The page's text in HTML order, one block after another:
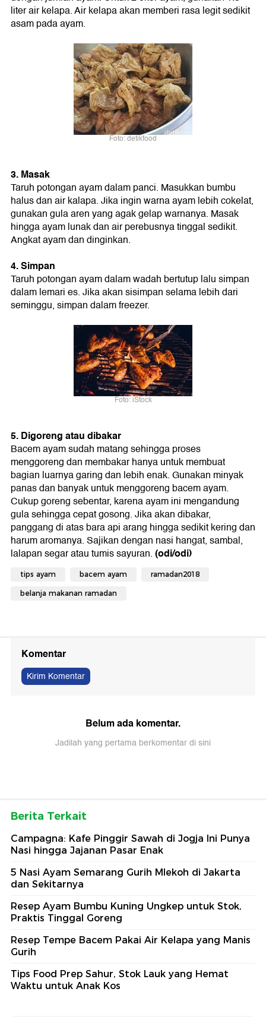
liter air kelapa. Air kelapa akan memberi rasa legit sedikit
asam pada ayam.
Foto: detikfood
3. Masak
Taruh potongan ayam dalam panci. Masukkan bumbu
halus dan air kalapa. Jika ingin warna ayam lebih cokelat,
gunakan gula aren yang agak gelap warnanya. Masak
hingga ayam lunak dan air perebusnya tinggal sedikit.
Angkat ayam dan dinginkan.
4. Simpan
Taruh potongan ayam dalam wadah bertutup lalu simpan
dalam lemari es. Jika akan sisimpan selama lebih dari
seminggu, simpan dalam freezer.
Foto: iStock
5. Digoreng atau dibakar
Bacem ayam sudah matang sehingga proses
menggoreng dan membakar hanya untuk membuat
bagian luarnya garing dan lebih enak. Gunakan minyak
panas dan banyak untuk menggoreng bacem ayam.
Cukup goreng sebentar, karena ayam ini mengandung
gula sehingga cepat gosong. Jika akan dibakar,
panggang di atas bara api arang hingga sedikit kering dan
harum aromanya. Sajikan dengan nasi hangat, sambal,
lalapan segar atau tumis sayuran.(odi/odi)
tips ayam bacem ayam ramadan2018
belanja makanan ramadan
Komentar
Kirim Komentar
Belum ada komentar.
Jadilah yang pertama berkomentar di sini
Berita Terkait
Campagna: Kafe Pinggir Sawah di Jogja Ini Punya
Nasi hingga Jajanan Pasar Enak
5 Nasi Ayam Semarang Gurih Mlekoh di Jakarta
dan Sekitarnya
Resep Ayam Bumbu Kuning Ungkep untuk Stok,
Praktis Tinggal Goreng
Resep Tempe Bacem Pakai Air Kelapa yang Manis
Gurih
Tips Food Prep Sahur, Stok Lauk yang Hemat
Waktu untuk Anak Kos